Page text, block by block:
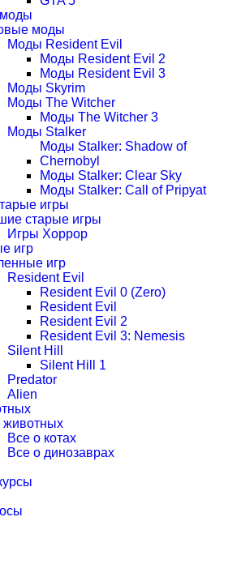
моды
Моды Resident Evil
Моды Resident Evil 2
Моды Resident Evil 3
Моды Skyrim
Моды The Witcher
Моды The Witcher 3
Моды Stalker
Моды Stalker: Shadow of
Chernobyl
Моды Stalker: Clear Sky
Моды Stalker: Call of Pripyat
игры
старые игры
Игры Хоррор
игр
игр
Resident Evil
Resident Evil 0 (Zero)
Resident Evil
Resident Evil 2
Resident Evil 3: Nemesis
Silent Hill
Silent Hill 1
Predator
Alien
животных
Все о котах
Все о динозаврах